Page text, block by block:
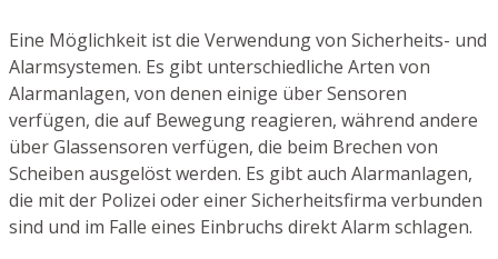
Eine Möglichkeit ist die Verwendung von Sicherheits- und
Alarmsystemen. Es gibt unterschiedliche Arten von
Alarmanlagen, von denen einige über Sensoren
verfügen, die auf Bewegung reagieren, während andere
über Glassensoren verfügen, die beim Brechen von
Scheiben ausgelöst werden. Es gibt auch Alarmanlagen,
die mit der Polizei oder einer Sicherheitsfirma verbunden
sind und im Falle eines Einbruchs direkt Alarm schlagen.